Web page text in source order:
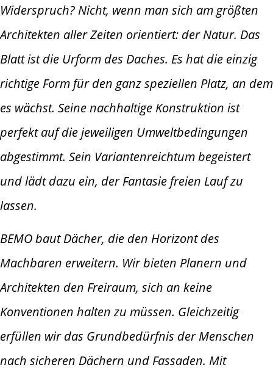
Widerspruch? Nicht, wenn man sich am größten
Architekten aller Zeiten orientiert: der Natur. Das
Blatt ist die Urform des Daches. Es hat die einzig
richtige Form für den ganz speziellen Platz, an dem
es wächst. Seine nachhaltige Konstruktion ist
perfekt auf die jeweiligen Umweltbedingungen
abgestimmt. Sein Variantenreichtum begeistert
und lädt dazu ein, der Fantasie freien Lauf zu
lassen.
BEMO baut Dächer, die den Horizont des
Machbaren erweitern. Wir bieten Planern und
Architekten den Freiraum, sich an keine
Konventionen halten zu müssen. Gleichzeitig
erfüllen wir das Grundbedürfnis der Menschen
nach sicheren Dächern und Fassaden. Mit